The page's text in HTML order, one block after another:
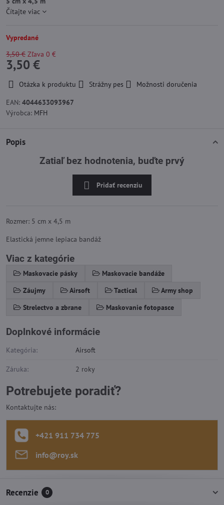
Čítajte viac
Vypredané
3,50 € Zľava 0 €
3,50 €
Otázka k produktu Strážny pes
Možnosti doručenia
EAN: 4044633093967
Výrobca: MFH
Popis
Zatiaľ bez hodnotenia, buďte prvý
Pridať recenziu
Rozmer: 5 cm x 4,5 m
Elastická jemne lepiaca bandáž
Viac z kategórie
Maskovacie pásky
Maskovacie bandáže
Záujmy
Airsoft Tactical
Army shop
Strelectvo a zbrane
Maskovanie fotopasce
Doplnkové informácie
Kategória: Airsoft
Záruka: 2 roky
Potrebujete poradiť?
Kontaktujte nás:
+421 911 734 775
info​@roy​.sk
Recenzie 0